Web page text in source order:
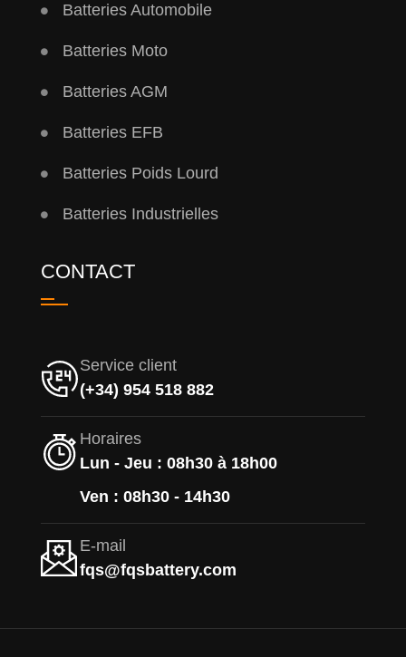
Batteries Automobile
Batteries Moto
Batteries AGM
Batteries EFB
Batteries Poids Lourd
Batteries Industrielles
CONTACT
Service client
(+34) 954 518 882
Horaires
Lun - Jeu : 08h30 à 18h00
Ven : 08h30 - 14h30
E-mail
fqs@fqsbattery.com